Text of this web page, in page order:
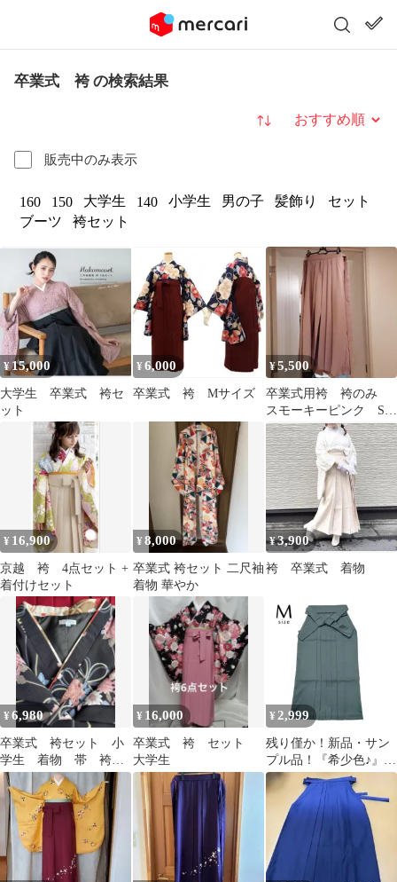
卒業式 袴 の検索結果
販売中のみ表示
並び替え
160 150 大学生 140 小学生 男の子 髪飾り
セット
ブーツ
袴セット
¥15,000
大学生 卒業式 袴セ
ット
¥ 6,000
卒業式 袴 Mサイズ
¥5,500
卒業式用袴 袴のみ
スモーキーピンク Sサ
イズ
¥ 16,900
京越 袴 4点セット +
着付けセット
¥8,000
卒業式 袴セット 二尺袖
着物 華やか
¥3,900
袴 卒業式 着物
¥6,980
卒業式 袴セット 小
学生 着物 帯 袴 3
点セット 160
¥ 16,000
卒業式 袴 セット
大学生
¥ 2,999
残り僅か！新品・サン
プル品！『希少色♪』
無地袴 単品 M寸